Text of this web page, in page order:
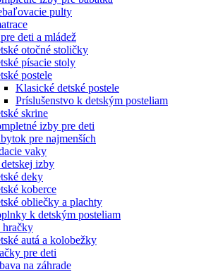
pulty
deti a mládež
otočné stoličky
písacie stoly
postele
Klasické detské postele
Príslušenstvo k detským posteliam
skrine
izby pre deti
pre najmenších
vaky
izby
deky
koberce
obliečky a plachty
k detským posteliam
hračky
autá a kolobežky
pre deti
na záhrade